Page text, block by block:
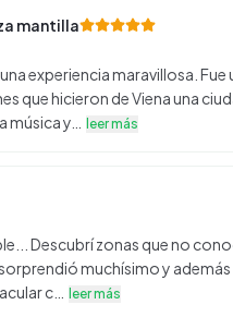
mantilla
experiencia maravillosa.
que hicieron de Viena una
y…
leer más
Descubrí zonas que no
muchísimo y además
c…
leer más